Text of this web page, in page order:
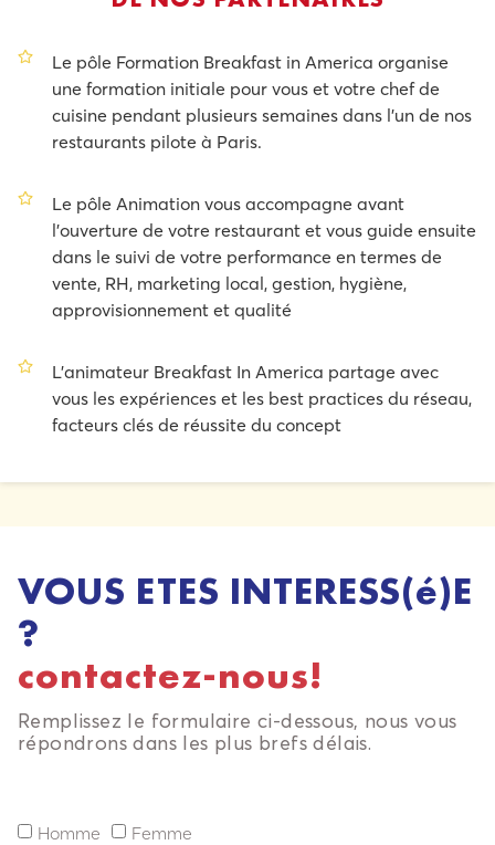
Le pôle Formation Breakfast in America organise
une formation initiale pour vous et votre chef de
cuisine pendant plusieurs semaines dans l’un de nos
restaurants pilote à Paris.
Le pôle Animation vous accompagne avant
l’ouverture de votre restaurant et vous guide ensuite
dans le suivi de votre performance en termes de
vente, RH, marketing local, gestion, hygiène,
approvisionnement et qualité
L’animateur Breakfast In America partage avec
vous les expériences et les best practices du réseau,
facteurs clés de réussite du concept
VOUS ETES INTERESS(é)E
?
contactez-nous!
Remplissez le formulaire ci-dessous, nous vous
répondrons dans les plus brefs délais.
Homme Femme